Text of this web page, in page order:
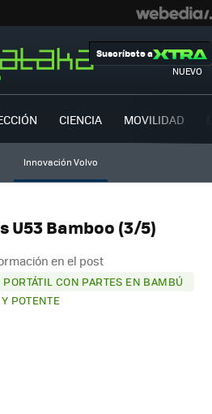
NUEVO
Suscríbete a
CIENCIA MOVILIDAD
Innovación Volvo
U53 Bamboo (3/5)
en el post
CON PARTES EN BAMBÚ
Y POTENTE